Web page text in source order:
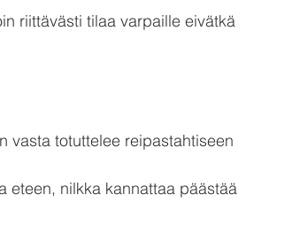
riittävästi tilaa varpaille eivätkä
vasta totuttelee reipastahtiseen
eteen, nilkka kannattaa päästää